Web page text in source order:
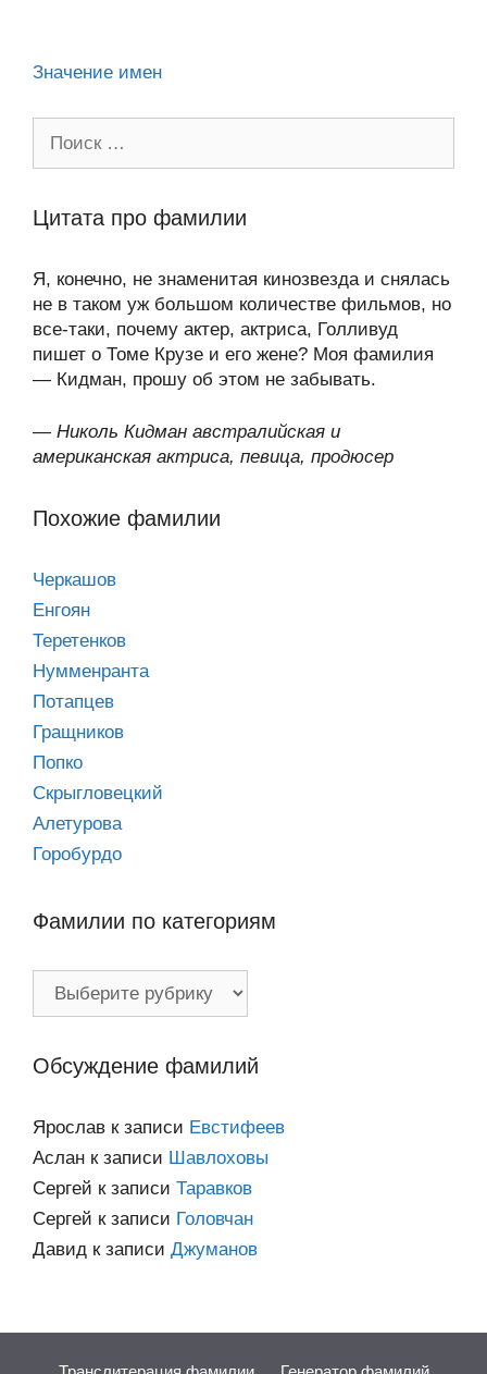
Значение имен
Цитата про фамилии
Я, конечно, не знаменитая кинозвезда и снялась
не в таком уж большом количестве фильмов, но
все-таки, почему актер, актриса, Голливуд
пишет о Томе Крузе и его жене? Моя фамилия
— Кидман, прошу об этом не забывать.
— Николь Кидман австралийская и
американская актриса, певица, продюсер
Похожие фамилии
Черкашов
Енгоян
Теретенков
Нумменранта
Потапцев
Гращников
Попко
Скрыгловецкий
Алетурова
Горобурдо
Фамилии по категориям
Фамилии
Обсуждение фамилий
Ярослав к записи Евстифеев
Аслан к записи Шавлоховы
Сергей к записи Таравков
Сергей к записи Головчан
Давид к записи Джуманов